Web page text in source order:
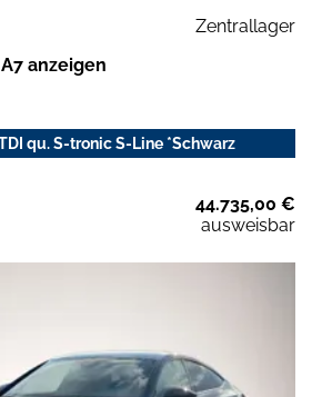
Zentrallager
anzeigen
qu. S-tronic S-Line *Schwarz
44.735,00 €
ausweisbar